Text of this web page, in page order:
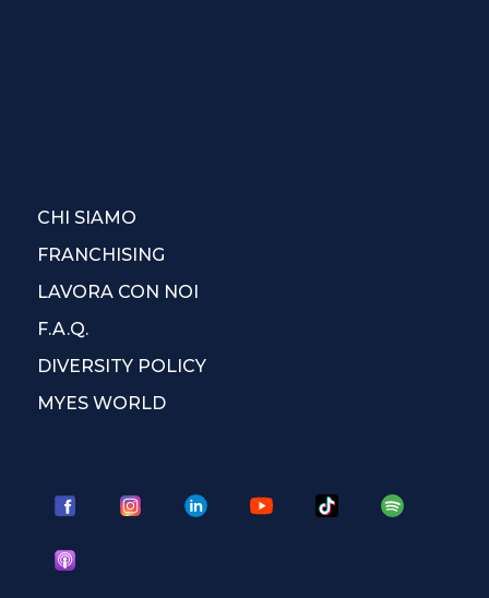
CHI SIAMO
FRANCHISING
LAVORA CON NOI
F.A.Q.
DIVERSITY POLICY
MYES WORLD